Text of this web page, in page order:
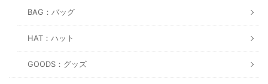
BAG：バッグ
HAT：ハット
GOODS：グッズ